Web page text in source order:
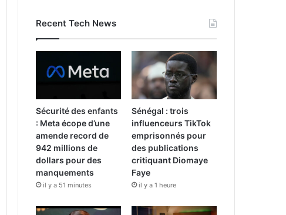
Recent Tech News
Sécurité des enfants
: Meta écope d’une
amende record de
942 millions de
dollars pour des
manquements
il y a 51 minutes
Sénégal : trois
influenceurs TikTok
emprisonnés pour
des publications
critiquant Diomaye
Faye
il y a 1 heure